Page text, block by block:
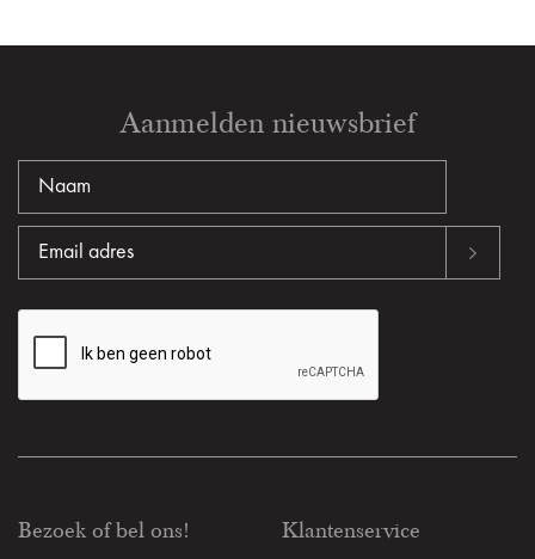
Aanmelden nieuwsbrief
Bezoek of bel ons! Klantenservice